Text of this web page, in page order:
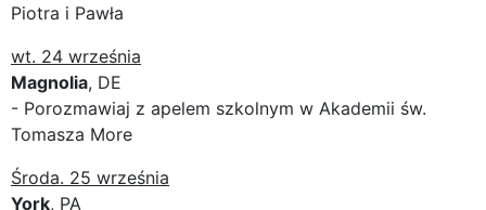
Piotra i Pawła
wt. 24 września
Magnolia, DE
- Porozmawiaj z apelem szkolnym w Akademii św.
Tomasza More
Środa. 25 września
York, PA